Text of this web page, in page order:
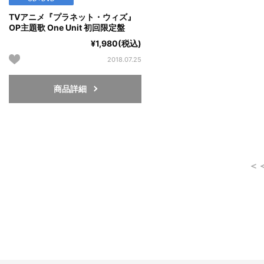
TVアニメ『プラネット・ウィズ』
OP主題歌 One Unit 初回限定盤
¥1,980(税込)
2018.07.25
商品詳細
＜